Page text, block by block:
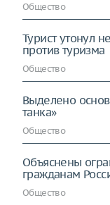
Общество
Турист утонул
против туризма
Общество
Выделено
танка»
Общество
Объяснены
гражданам
Общество